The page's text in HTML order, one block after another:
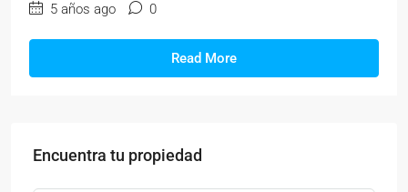
5 años ago 0
Read More
Encuentra tu propiedad